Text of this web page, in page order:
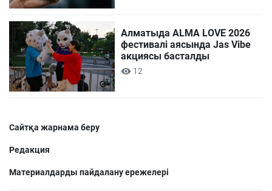
Алматыда ALMA LOVE 2026
фестивалі аясында Jas Vibe
акциясы басталды
12
Сайтқа жарнама беру
Редакция
Материалдарды пайдалану ережелері